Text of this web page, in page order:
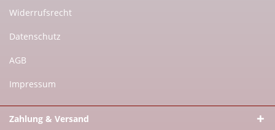
Widerrufsrecht
Datenschutz
AGB
Impressum
Zahlung & Versand